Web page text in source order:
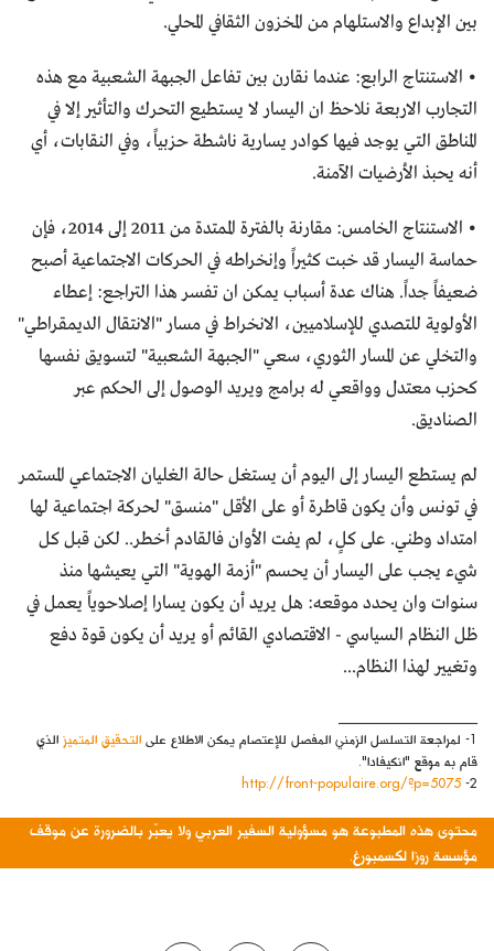
بين الإبداع والاستلهام من المخزون الثقافي المحلي.
• الاستنتاج الرابع: عندما نقارن بين تفاعل الجبهة الشعبية مع هذه
التجارب الاربعة نلاحظ ان اليسار لا يستطيع التحرك والتأثير إلا في
المناطق التي يوجد فيها كوادر يسارية ناشطة حزبياً، وفي النقابات، أي
أنه يحبذ الأرضيات الآمنة.
• الاستنتاج الخامس: مقارنة بالفترة الممتدة من 2011 إلى 2014، فإن
حماسة اليسار قد خبت كثيراً وإنخراطه في الحركات الاجتماعية أصبح
ضعيفاً جداً. هناك عدة أسباب يمكن ان تفسر هذا التراجع: إعطاء
الأولوية للتصدي للإسلاميين، الانخراط في مسار "الانتقال الديمقراطي"
والتخلي عن المسار الثوري، سعي "الجبهة الشعبية" لتسويق نفسها
كحزب معتدل وواقعي له برامج ويريد الوصول إلى الحكم عبر
الصناديق.
لم يستطع اليسار إلى اليوم أن يستغل حالة الغليان الاجتماعي المستمر
في تونس وأن يكون قاطرة أو على الأقل "منسق" لحركة اجتماعية لها
امتداد وطني. على كلٍ، لم يفت الأوان فالقادم أخطر.. لكن قبل كل
شيء يجب على اليسار أن يحسم "أزمة الهوية" التي يعيشها منذ
سنوات وان يحدد موقعه: هل يريد أن يكون يسارا إصلاحوياً يعمل في
ظل النظام السياسي - الاقتصادي القائم أو يريد أن يكون قوة دفع
وتغيير لهذا النظام...
1- لمراجعة التسلسل الزمني المفصل للإعتصام يمكن الاطلاع على
التحقيق المتميز الذي
قام به موقع "انكيفادا".
2-
http://front-populaire.org/?p=5075
محتوى هذه المطبوعة هو مسؤولية السفير العربي ولا يعبّر بالضرورة عن موقف
مؤسسة روزا لكسمبورغ.